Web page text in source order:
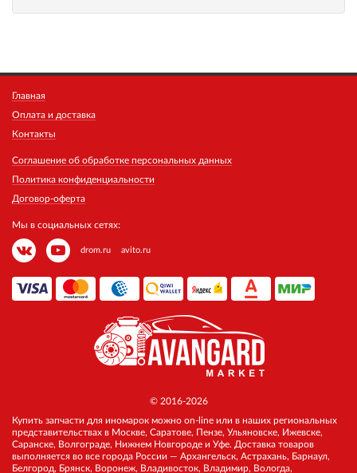
Главная
Оплата и доставка
Контакты
Соглашение об обработке персональных данных
Политика конфиденциальности
Договор-оферта
Мы в социальных сетях:
drom.ru avito.ru
© 2016-2026
Купить запчасти для иномарок можно on-line или в наших региональных
представительствах в Москве, Саратове, Пензе, Ульяновске, Ижевске,
Саранске, Волгограде, Нижнем Новгороде и Уфе. Доставка товаров
выполняется во все города России — Архангельск, Астрахань, Барнаул,
Белгород, Брянск, Воронеж, Владивосток, Владимир, Вологда,